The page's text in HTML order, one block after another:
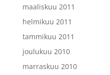
maaliskuu 2011
helmikuu 2011
tammikuu 2011
joulukuu 2010
marraskuu 2010